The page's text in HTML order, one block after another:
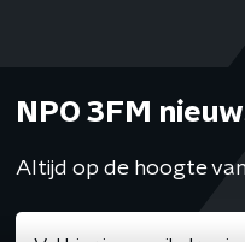
NPO 3FM
Altijd op de hoogte